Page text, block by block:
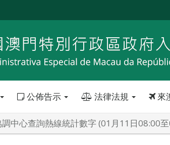
公佈告示 法律法規 來
中心查詢熱線統計數字 (01月11日08:00